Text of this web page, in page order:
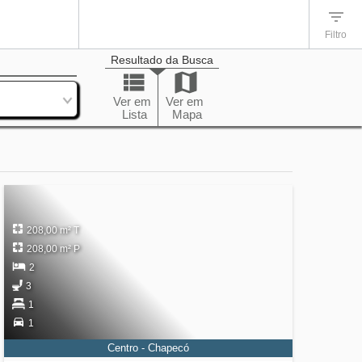
Filtro
Resultado da Busca
Ver em
Lista
Ver em
Mapa
208,00 m² T
208,00 m² P
2
3
1
1
Centro - Chapecó